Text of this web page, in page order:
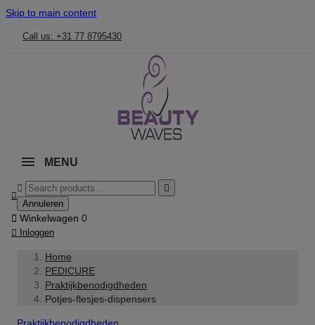
Skip to main content
Call us: +31 77 8795430
MENU



Annuleren
 Winkelwagen 0
 Inloggen
Home
PEDICURE
Praktijkbenodigdheden
Potjes-flesjes-dispensers